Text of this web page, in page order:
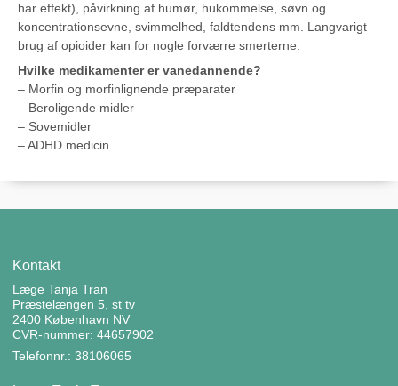
har effekt), påvirkning af humør, hukommelse, søvn og
koncentrationsevne, svimmelhed, faldtendens mm. Langvarigt
brug af opioider kan for nogle forværre smerterne.
Hvilke medikamenter er vanedannende?
– Morfin og morfinlignende præparater
– Beroligende midler
– Sovemidler
– ADHD medicin
Kontakt
Læge Tanja Tran
Præstelængen 5, st tv
2400 København NV
CVR-nummer: 44657902
Telefonnr.: 38106065